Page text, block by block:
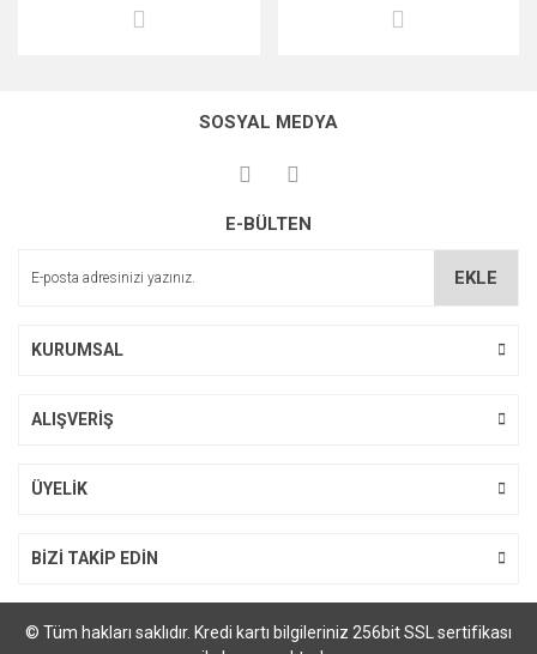
SOSYAL MEDYA
E-BÜLTEN
EKLE
KURUMSAL
ALIŞVERİŞ
ÜYELİK
BİZİ TAKİP EDİN
© Tüm hakları saklıdır. Kredi kartı bilgileriniz 256bit SSL sertifikası